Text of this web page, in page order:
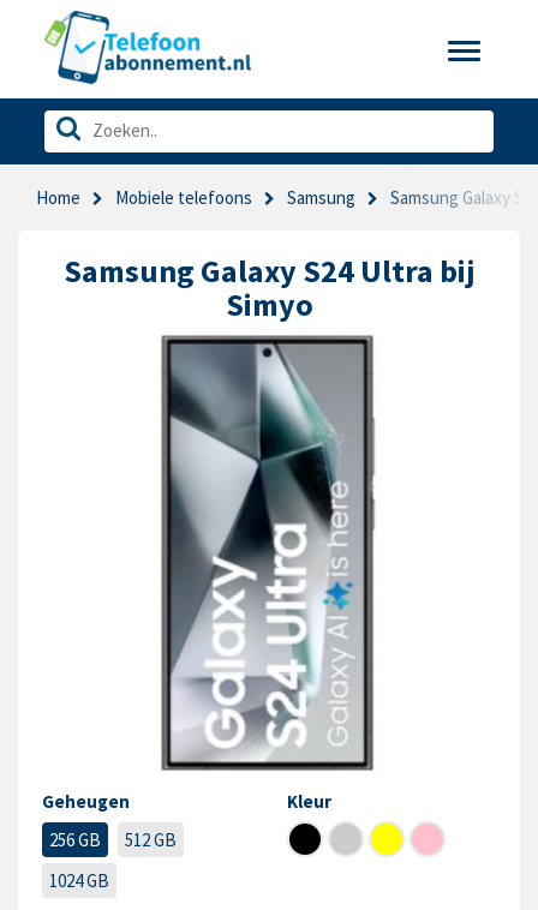
Toggle
Home Mobiele telefoons Samsung Samsung Galaxy
Samsung Galaxy S24 Ultra bij
Simyo
Geheugen
256 GB
512 GB
1024 GB
Kleur